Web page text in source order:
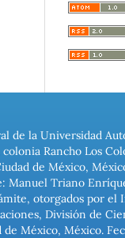
de la Universidad
Rancho Los
de México,
Triano
otorgados por
División de
de México, México.